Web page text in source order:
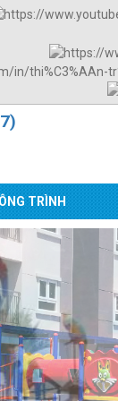
TRÌNH